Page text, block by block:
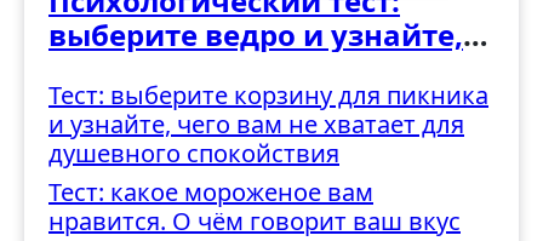
выберите ведро и узнайте,
трудностями
Тест: выберите корзину для пикника
и узнайте, чего вам не хватает для
душевного спокойствия
Тест: какое мороженое вам
нравится. О чём говорит ваш вкус